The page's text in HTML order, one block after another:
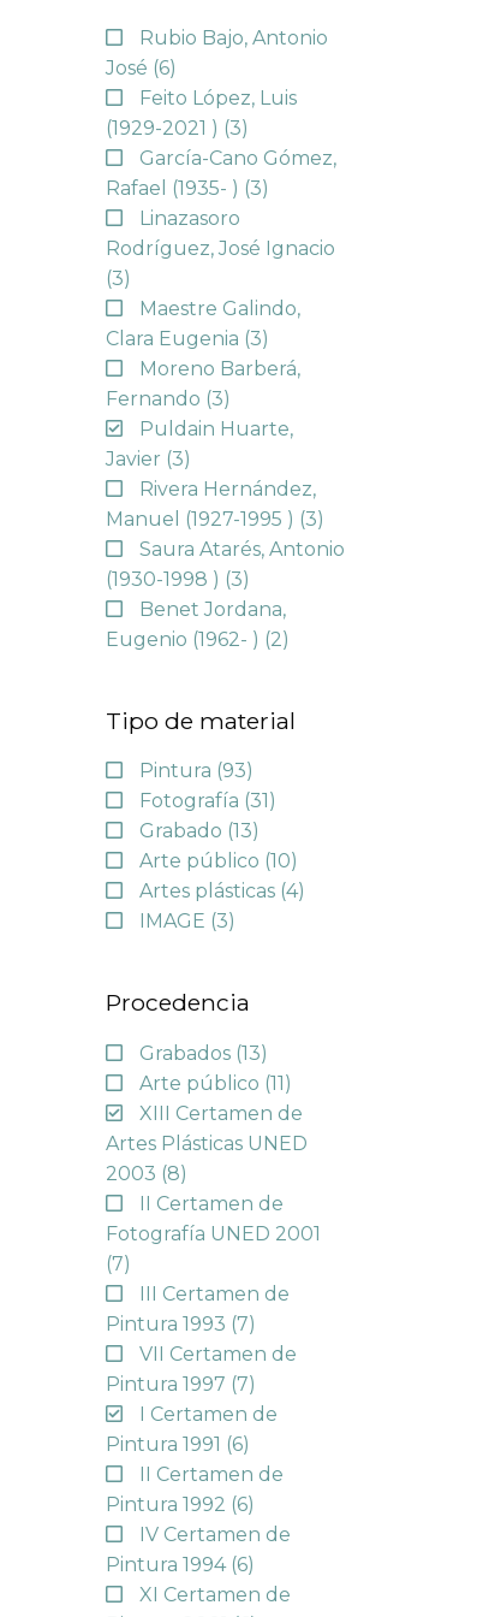
Rubio Bajo, Antonio
José (6)
Feito López, Luis
(1929-2021 ) (3)
García-Cano Gómez,
Rafael (1935- ) (3)
Linazasoro
Rodríguez, José Ignacio
(3)
Maestre Galindo,
Clara Eugenia (3)
Moreno Barberá,
Fernando (3)
Puldain Huarte,
Javier (3)
Rivera Hernández,
Manuel (1927-1995 ) (3)
Saura Atarés, Antonio
(1930-1998 ) (3)
Benet Jordana,
Eugenio (1962- ) (2)
Tipo de material
Pintura (93)
Fotografía (31)
Grabado (13)
Arte público (10)
Artes plásticas (4)
IMAGE (3)
Procedencia
Grabados (13)
Arte público (11)
XIII Certamen de
Artes Plásticas UNED
2003 (8)
II Certamen de
Fotografía UNED 2001
(7)
III Certamen de
Pintura 1993 (7)
VII Certamen de
Pintura 1997 (7)
I Certamen de
Pintura 1991 (6)
II Certamen de
Pintura 1992 (6)
IV Certamen de
Pintura 1994 (6)
XI Certamen de